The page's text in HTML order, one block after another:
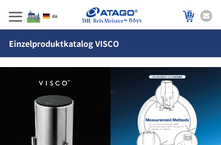
86ys
Einzelproduktkatalog VISCO